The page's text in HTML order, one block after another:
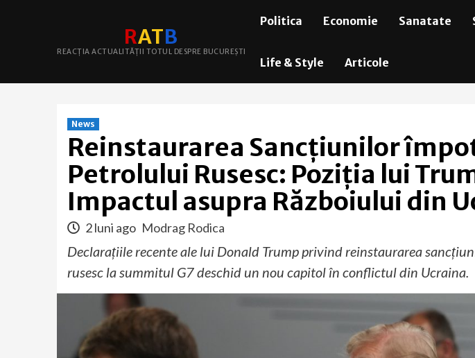
RATB
REACȚIA ACTUALITĂȚII TOTUL DESPRE BUCUREȘTI
Politica Economie Sanatate
Life & Style Articole
News
Reinstaurarea Sancțiunilor
Petrolului Rusesc: Poziția lui
Impactul asupra Războiului din
2 luni ago Modrag Rodica
Declarațiile recente ale lui Donald Trump privind reinstaurarea
rusesc la summitul G7 deschid un nou capitol în conflictul din Ucraina.